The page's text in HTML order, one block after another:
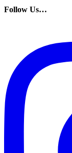
Follow Us…